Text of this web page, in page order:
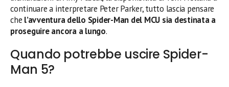
continuare a interpretare Peter Parker, tutto lascia pensare
che l’avventura dello Spider-Man del MCU sia destinata a
proseguire ancora a lungo.
Quando potrebbe uscire Spider-
Man 5?